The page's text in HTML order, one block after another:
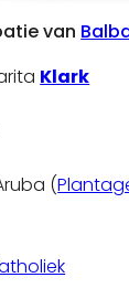
van
Klark
(